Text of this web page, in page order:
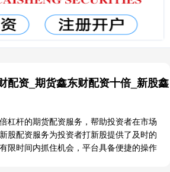
配资_期货鑫东财配资十倍_新股鑫
杠杆的期货配资服务，帮助投资者在市场
股配资服务为投资者打新股提供了及时的
限时间内抓住机会，平台具备便捷的操作